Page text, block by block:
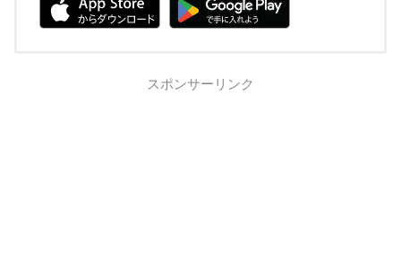
スポンサーリンク